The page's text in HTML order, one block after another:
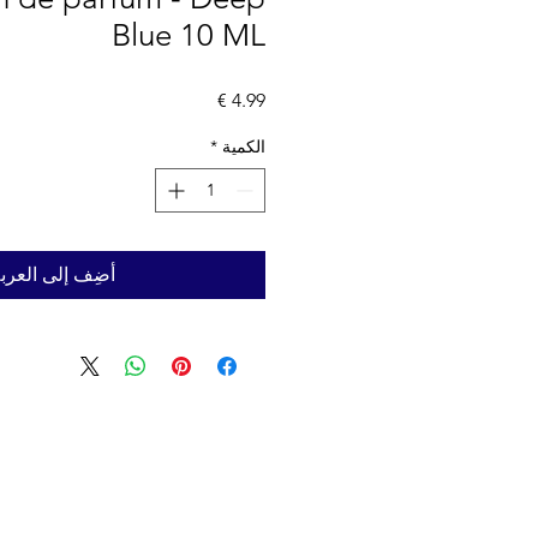
Blue 10 ML
السعر
الكمية *
أضِف إلى